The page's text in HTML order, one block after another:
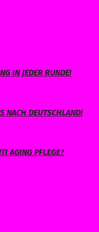
IN JEDER RUNDE!
NACH DEUTSCHLAND!
AGING PFLEGE?